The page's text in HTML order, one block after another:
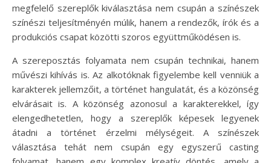
megfelelő szereplők kiválasztása nem csupán a színészek
színészi teljesítményén múlik, hanem a rendezők, írók és a
produkciós csapat közötti szoros együttműködésen is.
A szereposztás folyamata nem csupán technikai, hanem
művészi kihívás is. Az alkotóknak figyelembe kell venniük a
karakterek jellemzőit, a történet hangulatát, és a közönség
elvárásait is. A közönség azonosul a karakterekkel, így
elengedhetetlen, hogy a szereplők képesek legyenek
átadni a történet érzelmi mélységeit. A színészek
választása tehát nem csupán egy egyszerű casting